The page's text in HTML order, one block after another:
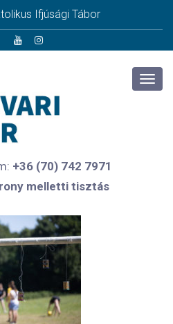
Ifjúsági Tábor
+36 (70) 742 7971
melletti tisztás